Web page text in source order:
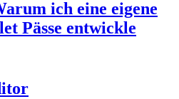
ich eine eigene
Pässe entwickle